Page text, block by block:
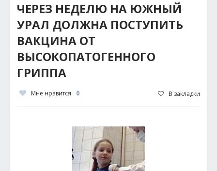
ЧЕРЕЗ НЕДЕЛЮ НА ЮЖНЫЙ
УРАЛ ДОЛЖНА ПОСТУПИТЬ
ВАКЦИНА ОТ
ВЫСОКОПАТОГЕННОГО
ГРИППА
Мне нравится 0 В закладки